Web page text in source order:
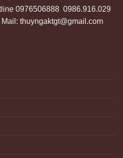
0976506888 0986.916.029
thuyngaktgt@gmail.com